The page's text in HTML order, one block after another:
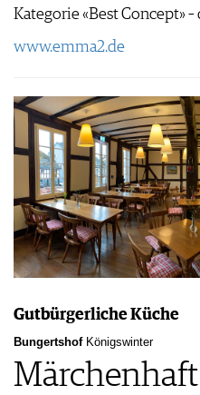
Kategorie «Best Concept»
www.emma2.de
Gutbürgerliche Küche
Bungertshof Königswinter
Märchenhaft